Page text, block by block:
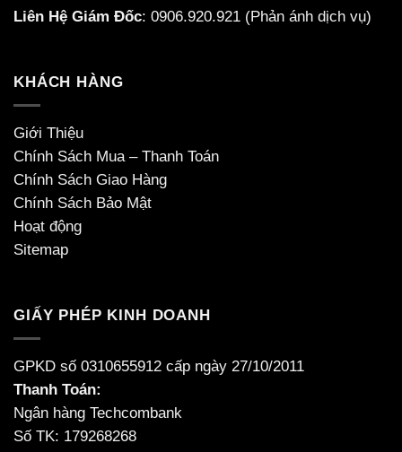
Liên Hệ Giám Đốc: 0906.920.921 (Phản ánh dịch vụ)
KHÁCH HÀNG
Giới Thiệu
Chính Sách Mua – Thanh Toán
Chính Sách Giao Hàng
Chính Sách Bảo Mật
Hoạt động
Sitemap
GIẤY PHÉP KINH DOANH
GPKD số 0310655912 cấp ngày 27/10/2011
Thanh Toán:
Ngân hàng Techcombank
Số TK: 179268268